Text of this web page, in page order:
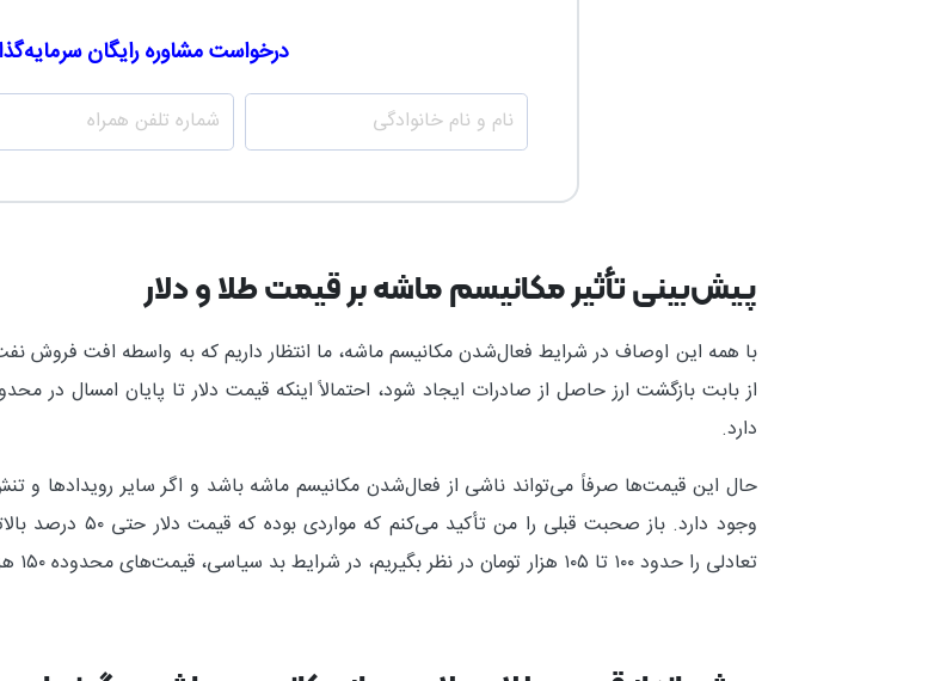
درخواست مشاوره رایگان
نام و نام
خانوادگی
شماره
همراه
*
پیش‌بینی تأثیر مکانیسم ماشه بر قیمت طلا و دلار
با همه این اوصاف در شرایط فعال‌شدن مکانیسم ماشه، ما انتظار داریم که به واسطه افت فروش
دارد.
حال این قیمت‌ها صرفاً می‌تواند ناشی از فعال‌شدن مکانیسم ماشه باشد و اگر سایر رویدادها و
وجود دارد. باز
تعادلی را حدود ۱۰۰ تا ۱۰۵ هزار تومان در نظر بگیریم، در شرایط بد سیاسی، قیمت‌های محدوده ۱۵۰ هزار تومان هم قابل‌تحقق است.